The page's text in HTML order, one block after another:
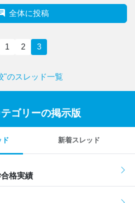
全体に投稿
1 2 3
"のスレッド一覧
ゴリーの掲示版
ド 新着スレッド
格実績